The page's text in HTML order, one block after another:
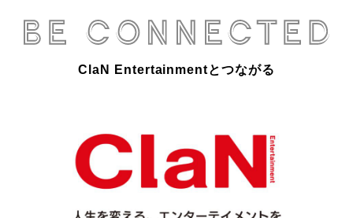
ClaN Entertainmentとつながる